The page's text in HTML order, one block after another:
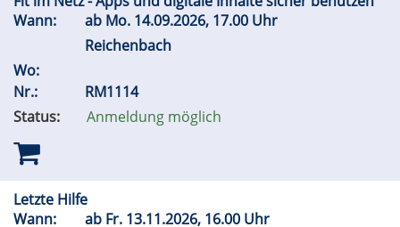
Wann:
ab Mo. 14.09.2026, 17.00 Uhr
Reichenbach
Wo:
Nr.:
RM1114
Status:
Anmeldung möglich
Letzte Hilfe
Wann:
ab Fr. 13.11.2026, 16.00 Uhr